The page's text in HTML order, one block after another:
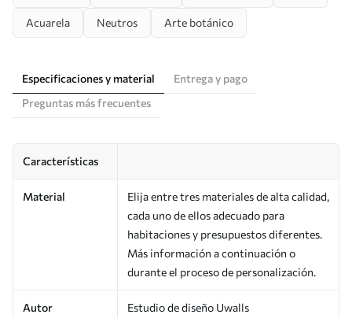
Acuarela Neutros Arte botánico
Especificaciones y material
Entrega y pago
Preguntas más frecuentes
Características
Material
Elija entre tres materiales de alta calidad,
cada uno de ellos adecuado para
habitaciones y presupuestos diferentes.
Más información a continuación o
durante el proceso de personalización.
Autor Estudio de diseño Uwalls